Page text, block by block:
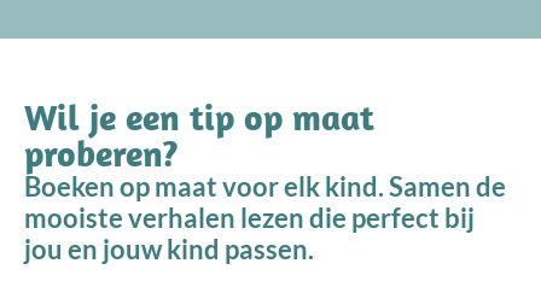
Wil je een tip op maat
proberen?
Boeken op maat voor elk kind. Samen de
mooiste verhalen lezen die perfect bij
jou en jouw kind passen.